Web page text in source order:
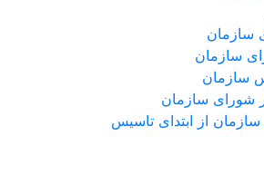
سازمان
سازمان
سازمان
شورای سازمان
از ابتدای تاسیس